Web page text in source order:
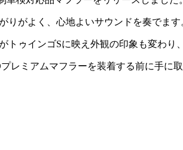
がよく、心地よいサウンドを奏でます
ゥインゴSに映え外観の印象も変わり
ミアムマフラーを装着する前に手に